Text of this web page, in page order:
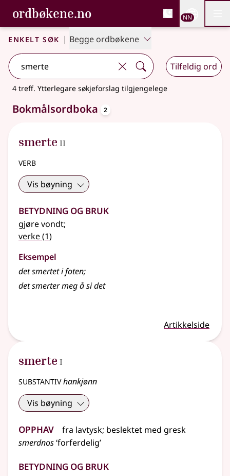
Gå til hovudinnhald
Tilgjenge
ordbøkene.no, Bokmålsordboka og
Bokmålsordboka og Nynorskordboka
NN
Enkelt søk | Begge ordbøkene
Tilfeldig ord
4 treff. Ytterlegare søkjeforslag tilgjengelege
Bokmålsordboka 2
smerte 2
II
verb
Vis bøyning
Betydning og bruk
gjøre vondt;
verke(1)
Eksempel
detsmerteti foten;
det smerter meg å si det
Artikkelside
smerte 1
I
substantivhankjønn
Vis bøyning
Opphav fra lavtysk; beslektet med gresk
smerdnos‘forferdelig’
Betydning og bruk